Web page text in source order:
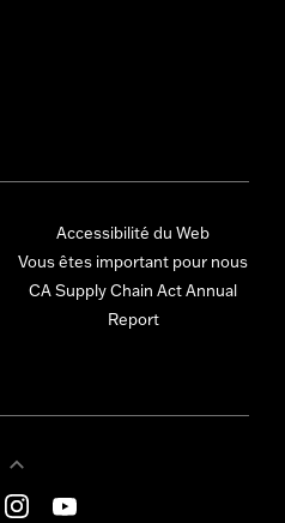
Accessibilité du Web
Vous êtes important pour nous
CA Supply Chain Act Annual
Report